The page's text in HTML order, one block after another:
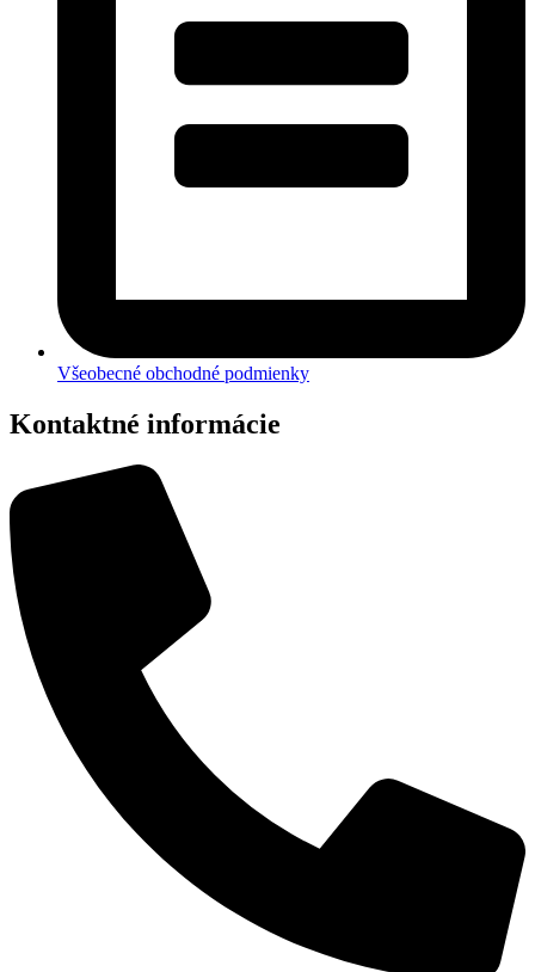
Všeobecné obchodné podmienky
Kontaktné informácie